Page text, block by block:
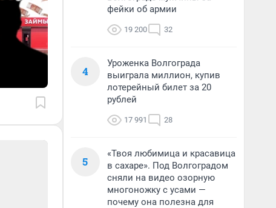
фейки об армии
19 200 32
4
Уроженка Волгограда
выиграла миллион, купив
лотерейный билет за 20
рублей
17 991 28
5
«Твоя любимица и красавица
в сахаре». Под Волгоградом
сняли на видео озорную
многоножку с усами —
почему она полезна для